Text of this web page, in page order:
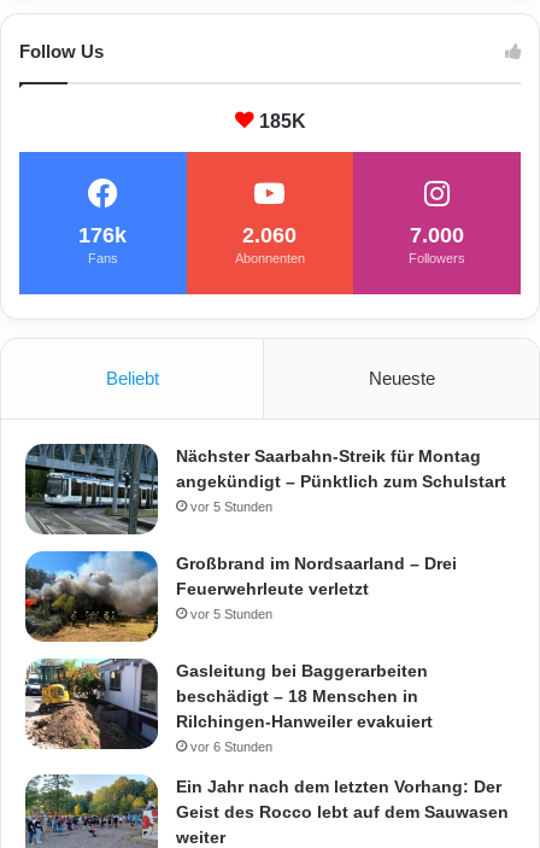
Follow Us
185K
176k
Fans
2.060
Abonnenten
7.000
Followers
Beliebt Neueste
Nächster Saarbahn-Streik für Montag
angekündigt – Pünktlich zum Schulstart
vor 5 Stunden
Großbrand im Nordsaarland – Drei
Feuerwehrleute verletzt
vor 5 Stunden
Gasleitung bei Baggerarbeiten
beschädigt – 18 Menschen in
Rilchingen-Hanweiler evakuiert
vor 6 Stunden
Ein Jahr nach dem letzten Vorhang: Der
Geist des Rocco lebt auf dem Sauwasen
weiter